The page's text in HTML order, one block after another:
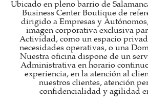
Ubicado en pleno barrio de
Business Center Boutique de
dirigido a Empresas y
imagen corporativa exclusiva
Actividad, como un espacio
necesidades operativas, o una
Nuestra oficina dispone de un
Administrativa en horario
experiencia, en la atención al
nuestros clientes, atención
confidencialidad y agilidad